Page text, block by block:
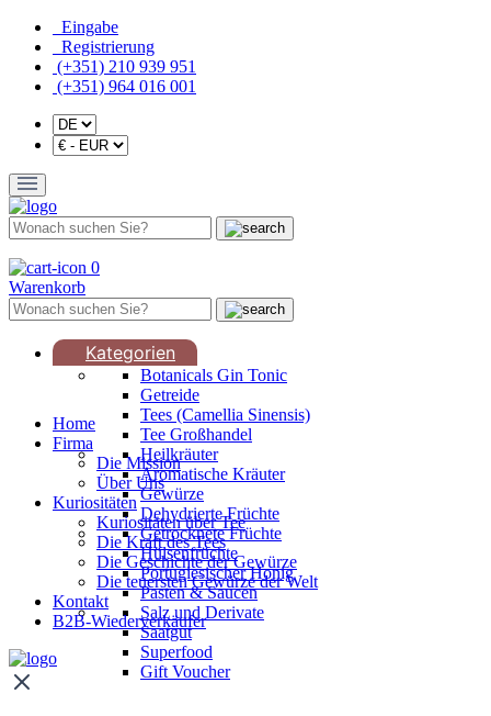
Eingabe
Registrierung
(+351) 210 939 951
(+351) 964 016 001
0
Warenkorb
Kategorien
Botanicals Gin Tonic
Getreide
Tees (Camellia Sinensis)
Tee Großhandel
Heilkräuter
Aromatische Kräuter
Gewürze
Dehydrierte Früchte
Getrocknete Früchte
Hülsenfrüchte
Portugiesischer Honig
Pasten & Saucen
Salz und Derivate
Saatgut
Superfood
Gift Voucher
Home
Firma
Die Mission
Über Uns
Kuriositäten
Kuriositäten über Tee
Die Kraft des Tees
Die Geschichte der Gewürze
Die teuersten Gewürze der Welt
Kontakt
B2B-Wiederverkäufer